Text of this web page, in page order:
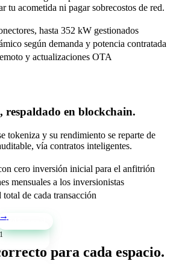
tu acometida ni pagar sobrecostos de red.
hasta 352 kW gestionados
según demanda y potencia contratada
y actualizaciones OTA
respaldado en blockchain.
tokeniza y su rendimiento se reparte de
vía contratos inteligentes.
cero inversión inicial para el anfitrión
mensuales a los inversionistas
de cada transacción
→
+34% anual
para cada espacio.